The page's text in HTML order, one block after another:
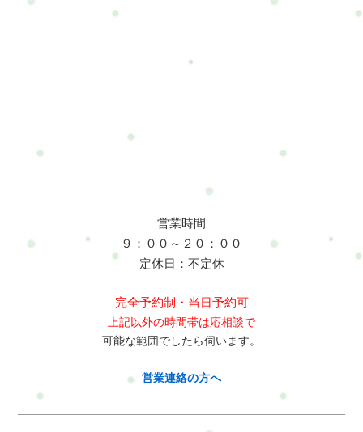
いても対応可能です。産後すぐのケアが理想ですが、気になっ
やさしい整体なので、安心して受けていただけます。Q. 子ども
調整（70分）・リフレ or ヘッド（30分）約100分 ￥10,600※リ
フレとヘッド両方選択も可能（整体時間を調整）産後リセット
分 ￥6,200頑張るママに、「自分を大切にする時間」を。Refresh
Jamは、あなたの「今」に寄り添います。お申し込み方法はこち
ら来店予約フォームホットペッパービューティー
LINE:@mui1682tLINEのトークで簡単にお問合せや予約ができま
すよろしければ是非、登録してくださいね服装は？施術を受け
よりも薄手のものが好ましいです。ジーンズやパーカー、装飾
品が付いている服などは避けていただけると助かります。スウ
ェットやジャージ、薄手の服装が最適です。※なお、こちらで
断した場合はこちらかを着替えをお願いすることもあります。
お申し込み方法はこちら来店予約フォームホットペッパービュ
営業時間
９：００～２０：００
定休日：不定休
完全予約制・当日予約可
上記以外の時間帯は応相談で
可能な範囲でしたら伺います。
営業連絡の方へ